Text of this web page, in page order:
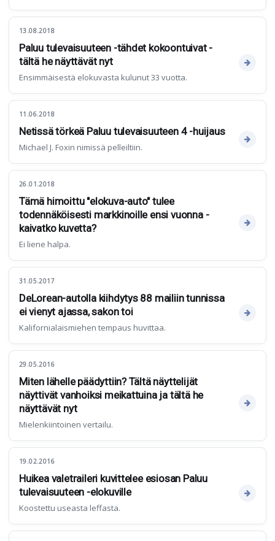
13.08.2018
Paluu tulevaisuuteen -tähdet kokoontuivat -
tältä he näyttävät nyt
Ensimmäisestä elokuvasta kulunut 33 vuotta.
11.06.2018
Netissä törkeä Paluu tulevaisuuteen 4 -huijaus
Michael J. Foxin nimissä pelleiltiin.
26.01.2018
Tämä himoittu "elokuva-auto" tulee
todennäköisesti markkinoille ensi vuonna -
kaivatko kuvetta?
Ei liene halpa.
31.05.2017
DeLorean-autolla kiihdytys 88 mailiin tunnissa
ei vienyt ajassa, sakon toi
Kalifornialaismiehen tempaus huvittaa.
29.05.2016
Miten lähelle päädyttiin? Tältä näyttelijät
näyttivät vanhoiksi meikattuina ja tältä he
näyttävät nyt
Mielenkiintoinen vertailu.
19.02.2016
Huikea valetraileri kuvittelee esiosan Paluu
tulevaisuuteen -elokuville
Koostettu useasta leffasta.